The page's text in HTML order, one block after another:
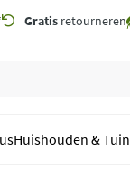
Gratis retourneren
Huishouden & Tuin